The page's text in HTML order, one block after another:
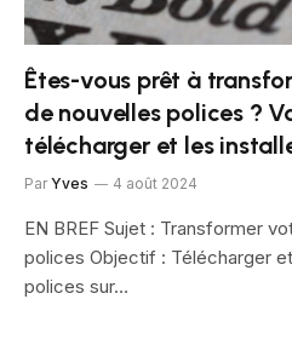
Êtes-vous prêt à
de nouvelles polices ?
télécharger et les
Par Yves 4 août 2024
EN BREF Sujet : Transformer
polices Objectif : Télécharger
polices sur…